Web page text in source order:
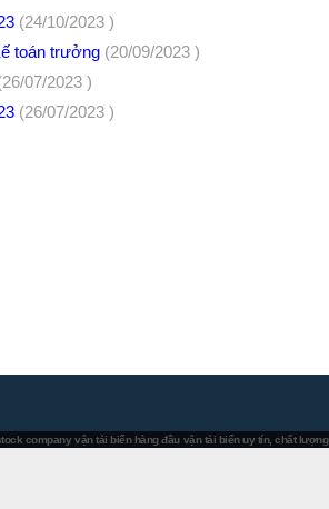
(24/10/2023 )
toán trưởng (20/09/2023 )
07/2023 )
(26/07/2023 )
company vận tải biển hàng đầu vận tải biển uy tín, chất lượng